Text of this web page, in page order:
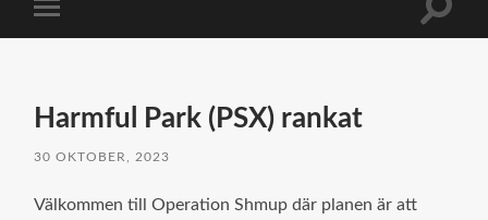
på/av
Slå
Harmful Park (PSX) rankat
30 OKTOBER, 2023
Välkommen till Operation Shmup där planen är att